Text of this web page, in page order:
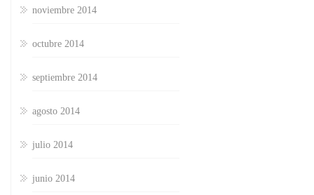
noviembre 2014
octubre 2014
septiembre 2014
agosto 2014
julio 2014
junio 2014